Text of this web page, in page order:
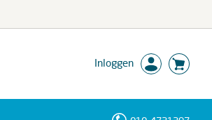
Inloggen